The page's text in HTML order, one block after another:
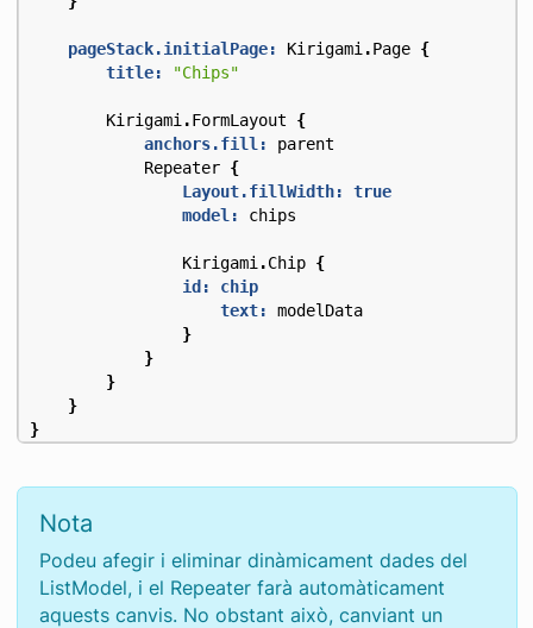
pageStack.initialPage: Kirigami .Page {
title:
"Chips"
Kirigami .FormLayout
{
anchors.fill:
parent
Repeater {
Layout.fillWidth:
true
model:
chips
Kirigami .Chip {
id: chip
text:
modelData
}
}
}
}
}
Nota
Podeu afegir i eliminar dinàmicament dades del
ListModel, i el Repeater farà automàticament
aquests canvis. No obstant això, canviant un